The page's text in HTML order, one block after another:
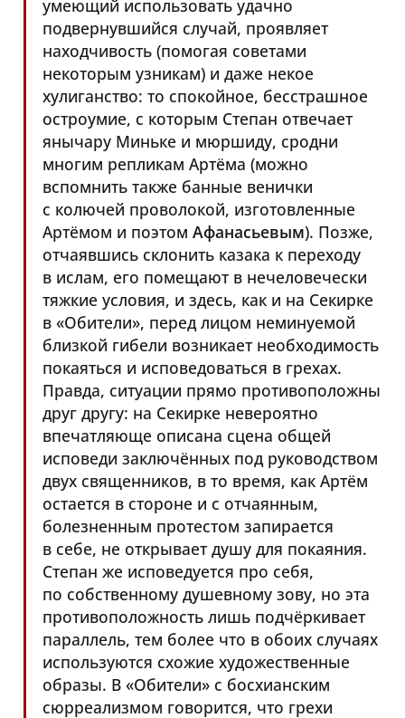
умеющий использовать удачно
подвернувшийся случай, проявляет
находчивость (помогая советами
некоторым узникам) и даже некое
хулиганство: то спокойное, бесстрашное
остроумие, с которым Степан отвечает
янычару Миньке и мюршиду, сродни
многим репликам Артёма (можно
вспомнить также банные венички
с колючей проволокой, изготовленные
Артёмом и поэтом Афанасьевым). Позже,
отчаявшись склонить казака к переходу
в ислам, его помещают в нечеловечески
тяжкие условия, и здесь, как и на Секирке
в «Обители», перед лицом неминуемой
близкой гибели возникает необходимость
покаяться и исповедоваться в грехах.
Правда, ситуации прямо противоположны
друг другу: на Секирке невероятно
впечатляюще описана сцена общей
исповеди заключённых под руководством
двух священников, в то время, как Артём
остается в стороне и с отчаянным,
болезненным протестом запирается
в себе, не открывает душу для покаяния.
Степан же исповедуется про себя,
по собственному душевному зову, но эта
противоположность лишь подчёркивает
параллель, тем более что в обоих случаях
используются схожие художественные
образы. В «Обители» с босхианским
сюрреализмом говорится, что грехи